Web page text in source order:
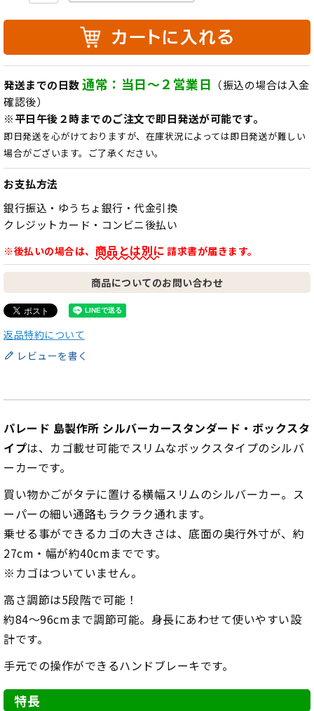
発送までの日数通常：当日～２営業日 （振込の場合は入金
確認後）
※平日午後２時までのご注文で即日発送が可能です。
即日発送を心がけておりますが、在庫状況によっては即日発送が難しい
場合がございます。ご了承ください。
お支払方法
銀行振込・ゆうちょ銀行・代金引換
クレジットカード・コンビニ後払い
※後払いの場合は、 商品とは別に 請求書が届きます。
商品についてのお問い合わせ
返品特約について
レビューを書く
パレード 島製作所 シルバーカースタンダード・ボックスタ
イプは、カゴ載せ可能でスリムなボックスタイプのシルバ
ーカーです。
買い物かごがタテに置ける横幅スリムのシルバーカー。ス
ーパーの細い通路もラクラク通れます。
乗せる事ができるカゴの大きさは、底面の奥行外寸が、約
27cm・幅が約40cmまでです。
※カゴはついていません。
高さ調節は5段階で可能！
約84～96cmまで調節可能。身長にあわせて使いやすい設
計です。
手元での操作ができるハンドブレーキです。
特長